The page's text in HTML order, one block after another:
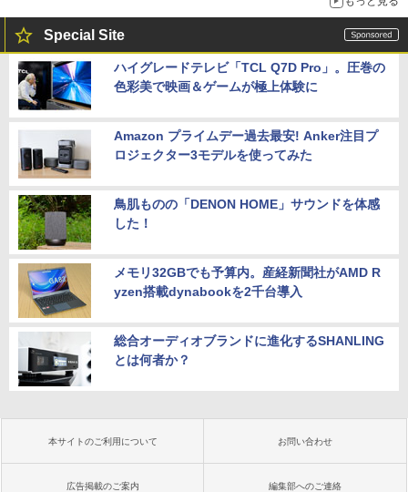
Special Site
ハイグレードテレビ「TCL Q7D Pro」。圧巻の
色彩美で映画＆ゲームが極上体験に
Amazon プライムデー過去最安! Anker注目プ
ロジェクター3モデルを使ってみた
鳥肌ものの「DENON HOME」サウンドを体感
した！
メモリ32GBでも予算内。産経新聞社がAMD R
yzen搭載dynabookを2千台導入
総合オーディオブランドに進化するSHANLING
とは何者か？
本サイトのご利用について お問い合わせ
広告掲載のご案内 編集部へのご連絡